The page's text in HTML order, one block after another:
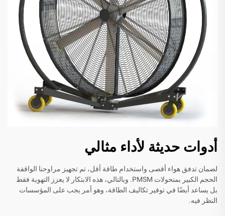
أدوات حديثة لأداء مثالي
لضمان تدفق هواء أقصى واستخدام طاقة أقل، تم تجهيز مراوحنا الواقفة
الحجم الكبير بمتحولات PMSM. وبالتالي، هذه الابتكار لا يعزز التهوية فقط
بل يساعد أيضًا في توفير تكاليف الطاقة، وهو أمر يجب على المؤسسات
النظر فيه.